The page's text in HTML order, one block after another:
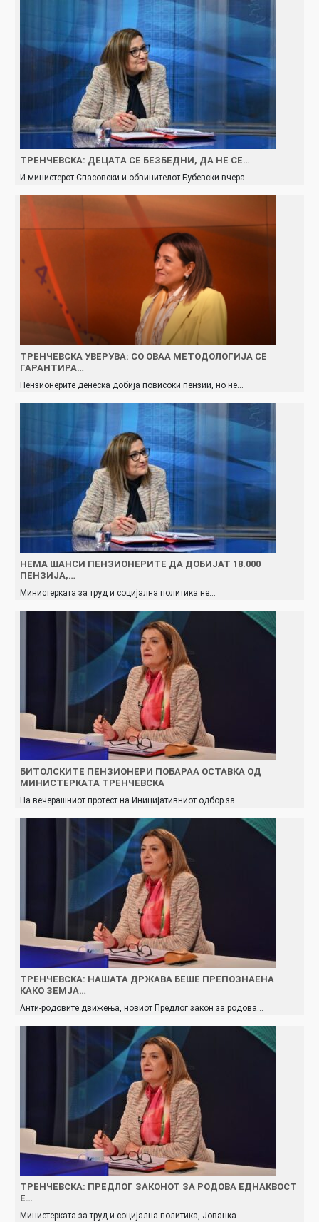
ТРЕНЧЕВСКА: ДЕЦАТА СЕ БЕЗБЕДНИ, ДА НЕ СЕ…
И министерот Спасовски и обвинителот Бубевски вчера…
ТРЕНЧЕВСКА УВЕРУВА: СО ОВАА МЕТОДОЛОГИЈА СЕ
ГАРАНТИРА…
Пензионерите денеска добија повисоки пензии, но не…
НЕМА ШАНСИ ПЕНЗИОНЕРИТЕ ДА ДОБИЈАТ 18.000
ПЕНЗИЈА,…
Министерката за труд и социјална политика не…
БИТОЛСКИТЕ ПЕНЗИОНЕРИ ПОБАРАА ОСТАВКА ОД
МИНИСТЕРКАТА ТРЕНЧЕВСКА
На вечерашниот протест на Иницијативниот одбор за…
ТРЕНЧЕВСКА: НАШАТА ДРЖАВА БЕШЕ ПРЕПОЗНАЕНА
КАКО ЗЕМЈА…
Анти-родовите движења, новиот Предлог закон за родова…
ТРЕНЧЕВСКА: ПРЕДЛОГ ЗАКОНОТ ЗА РОДОВА ЕДНАКВОСТ
Е…
Министерката за труд и социјална политика, Јованка…